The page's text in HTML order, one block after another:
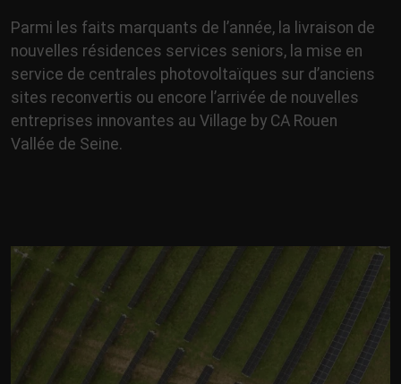
Parmi les faits marquants de l’année, la livraison de
nouvelles résidences services seniors, la mise en
service de centrales photovoltaïques sur d’anciens
sites reconvertis ou encore l’arrivée de nouvelles
entreprises innovantes au Village by CA Rouen
Vallée de Seine.